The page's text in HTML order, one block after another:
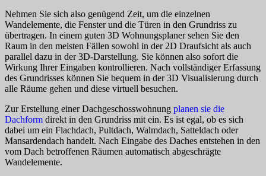
Nehmen Sie sich also genügend Zeit, um die einzelnen
Wandelemente, die Fenster und die Türen in den Grundriss zu
übertragen. In einem guten 3D Wohnungsplaner sehen Sie den
Raum in den meisten Fällen sowohl in der 2D Draufsicht als auch
parallel dazu in der 3D-Darstellung. Sie können also sofort die
Wirkung Ihrer Eingaben kontrollieren. Nach vollständiger Erfassung
des Grundrisses können Sie bequem in der 3D Visualisierung durch
alle Räume gehen und diese virtuell besuchen.
Zur Erstellung einer Dachgeschosswohnung planen sie die
Dachform direkt in den Grundriss mit ein. Es ist egal, ob es sich
dabei um ein Flachdach, Pultdach, Walmdach, Satteldach oder
Mansardendach handelt. Nach Eingabe des Daches entstehen in den
vom Dach betroffenen Räumen automatisch abgeschrägte
Wandelemente.